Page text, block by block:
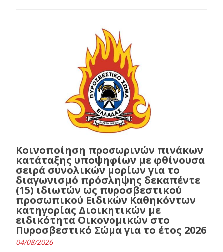
Κοινοποίηση προσωρινών πινάκων
κατάταξης υποψηφίων με φθίνουσα
σειρά συνολικών μορίων για το
διαγωνισμό πρόσληψης δεκαπέντε
(15) ιδιωτών ως πυροσβεστικού
προσωπικού Ειδικών Καθηκόντων
κατηγορίας Διοικητικών με
ειδικότητα Οικονομικών στο
Πυροσβεστικό Σώμα για το έτος 2026
04/08/2026